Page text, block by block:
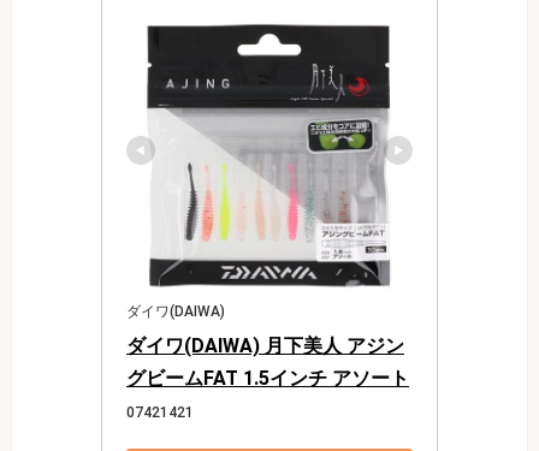
ダイワ(DAIWA)
ダイワ(DAIWA) 月下美人 アジン
グビームFAT 1.5インチ アソート
07421421